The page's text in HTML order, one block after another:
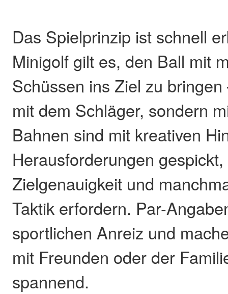
Das Spielprinzip ist schnell
Minigolf gilt es, den Ball mit
Schüssen ins Ziel zu
mit dem Schläger, sondern
Bahnen sind mit kreativen
Herausforderungen
Zielgenauigkeit und
Taktik erfordern. Par-
sportlichen Anreiz und
mit Freunden oder der
spannend.